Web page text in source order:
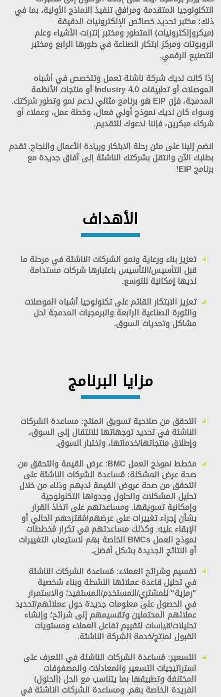
التكنولوجيا المتقدمة ومرافق تنفيذ النماذج الأولية، بما في
ذلك؛ مختبر تحديد خصائص الإلكترونيات الدقيقة
(ميكروإلكترونيات) المتطور ومختبر إنترنت الأشياء وعلم
الروبوتات ومركز ابتكار الصناعة في طورها الرابع ومختبر
التصنيع الرقمي.
إذا كانت لديك شركة ناشئة تعمل وتتخصص في أشباه
الموصلات أو تطبيقات Industry 4.0 أو منتجات الأنظمة
المدمجة، فإن EIP هو برنامج مثالي لدعم نمو وتطور شركتك.
وسواء كان لديك نموذج أولي فعال، وخطة عمل، وعملاء أو
شركاء مبكرين، فإننا ندعوك للتقديم.
انضم إلينا على متن رحلة الابتكار وريادة الأعمال والنجاح. تقدم
بطلبك الآن وانتقل بشركتك الناشئة إلى آفاق جديدة مع
برنامج EIP!
الأهداف
تعزيز بناء ورعاية ونمو الشركات الناشئة في مرحلة ما
قبل التأسيس/التأسيس باعتبارها شركات مستدامة
لديها إمكانية للتوسع.
تعزيز الابتكار القائم على تكنولوجيا أشباه الموصلات
والثورة الصناعية الرابعة والبرمجيات المدمجة لحل
مشاكل وتحديات السوق.
مزايا البرنامج
التحقق من صلاحية تسويق المنتج:مساعدة الشركات
الناشئة في تحديد توجهاتها للانتقال إلى السوق،
وإطلاق منتجاتها/خدماتها، واختبار السوق.
مخطط نموذج العمل BMC: عرض القيمة والتحقق من
صحة عرض المشكلة:مُساعدة الشركات الناشئة على
التحقق من صحة عروض القيمة لديهم وذلك من خلال
تحليل المشكلات والحلول وجدواها التكنولوجية
وإمكانية تسويقها. ومساعدتهم على اتخاذ القرار
بشأن إجراء تغييرات على عرضهم/مُقترحهم الحالي أو
الإبقاء عليه. وكذلك مساعدتهم في تكرار مُخططات
نموذج العمل BMCs الخاصة بهم لاستيعاب التغييرات
أو النتائج الجديدة بشكل أفضل.
تقسيم وشرائح العملاء:مُساعدة الشركات الناشئة
في تحليل قاعدة عملائها النشطة وبناء شخصية
"رمزية" للمشتري/المستخدم/المستفيد؛ والاستمرار
في الحصول على معلومات جديدة حول عملائهم/تحديد
عملائهم المحتملين وتقسيمهم إلى شرائح؛ وإنشاء
تحليلات/قياسات لتقييم تفاعل العملاء ومستويات
القبول لمنتج/خدمة الشركة الناشئة.
التسعير:مُساعدة الشركات الناشئة في التعرف على
استراتيجيات التسعير والمعادلات والمصفوفات
المختلفة وتطبيقها بما يتناسب مع الحل (الحلول)
الفريدة الخاصة بهم. ومساعدة الشركات الناشئة في